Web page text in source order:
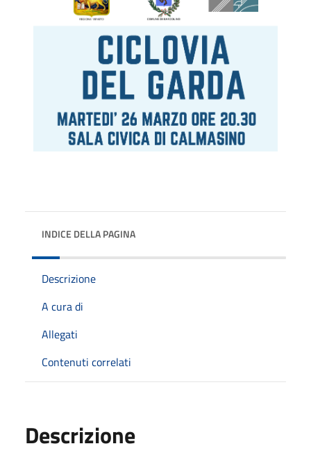
INDICE DELLA PAGINA
Descrizione
A cura di
Allegati
Contenuti correlati
Descrizione